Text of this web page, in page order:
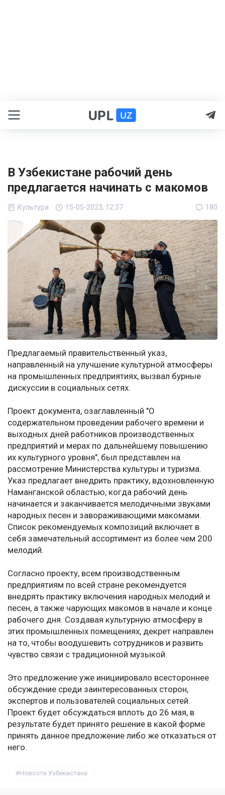
В Узбекистане рабочий день
предлагается начинать с макомов
Культура 15-05-2023, 12:37 180
Предлагаемый правительственный указ,
направленный на улучшение культурной атмосферы
на промышленных предприятиях, вызвал бурные
дискуссии в социальных сетях.
Проект документа, озаглавленный "О
содержательном проведении рабочего времени и
выходных дней работников производственных
предприятий и мерах по дальнейшему повышению
их культурного уровня", был представлен на
рассмотрение Министерства культуры и туризма.
Указ предлагает внедрить практику, вдохновленную
Наманганской областью, когда рабочий день
начинается и заканчивается мелодичными звуками
народных песен и завораживающими макомами.
Список рекомендуемых композиций включает в
себя замечательный ассортимент из более чем 200
мелодий.
Согласно проекту, всем производственным
предприятиям по всей стране рекомендуется
внедрять практику включения народных мелодий и
песен, а также чарующих макомов в начале и конце
рабочего дня. Создавая культурную атмосферу в
этих промышленных помещениях, декрет направлен
на то, чтобы воодушевить сотрудников и развить
чувство связи с традиционной музыкой.
Это предложение уже инициировало всестороннее
обсуждение среди заинтересованных сторон,
экспертов и пользователей социальных сетей.
Проект будет обсуждаться вплоть до 26 мая, в
результате будет принято решение в какой форме
принять данное предложение либо же отказаться от
него.
Новости Узбекистана